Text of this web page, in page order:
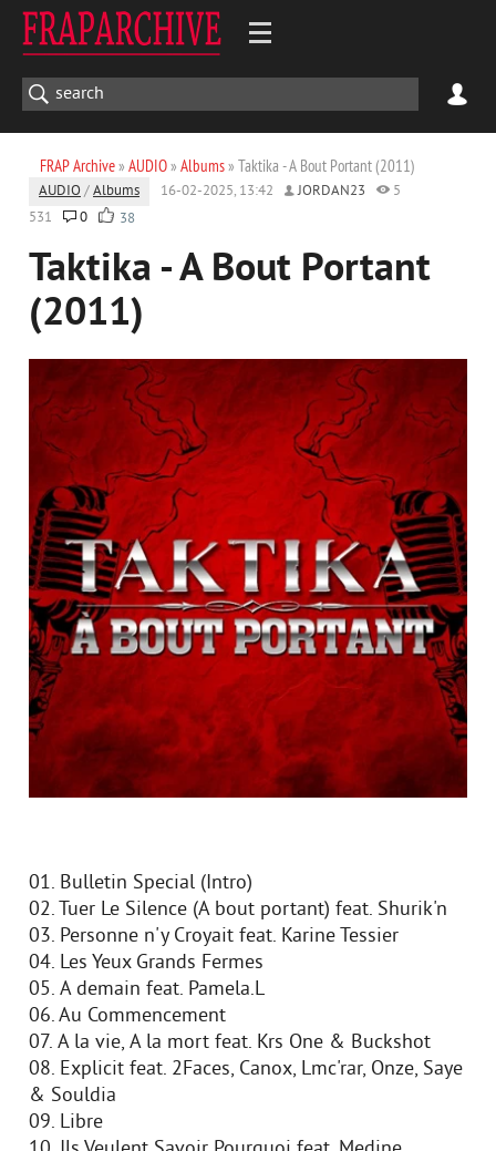
FRAP Archive» AUDIO» Albums» Taktika - A Bout Portant (2011)
AUDIO /Albums 16-02-2025, 13:42 JORDAN23
5
531
0 38
Taktika - A Bout Portant
(2011)
01. Bulletin Special (Intro)
02. Tuer Le Silence (А bout portant) feat. Shurik'n
03. Personne n'y Croyait feat. Karine Tessier
04. Les Yeux Grands Fermes
05. А demain feat. Pamela.L
06. Au Commencement
07. А la vie, А la mort feat. Krs One & Buckshot
08. Explicit feat. 2Faces, Canox, Lmc'rar, Onze, Saye
& Souldia
09. Libre